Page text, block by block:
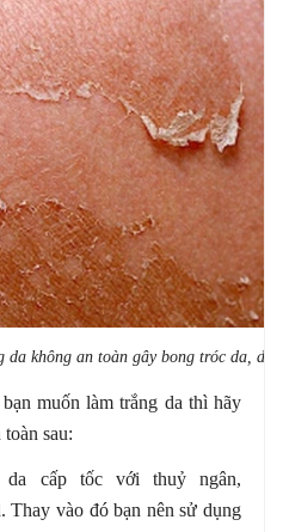
da không an toàn gây bong tróc da, da
muốn làm trắng da thì hãy
sau:
cấp tốc với thuỷ ngân,
Thay vào đó bạn nên sử dụng